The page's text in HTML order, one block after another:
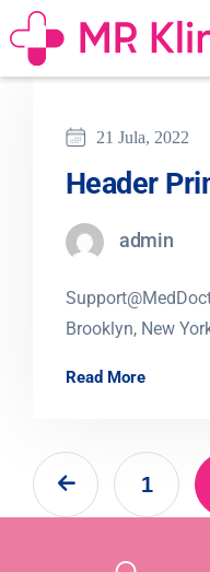
21 Jula, 2022
Header
admin
Brooklyn, New
Read More
1